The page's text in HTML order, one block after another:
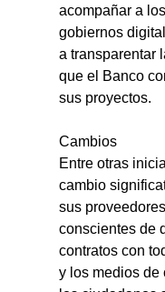
acompañar a
gobiernos
a transparentar
que el Banco
sus proyectos.
Cambios
Entre otras
cambio
sus
conscientes de
contratos con
y los medios de